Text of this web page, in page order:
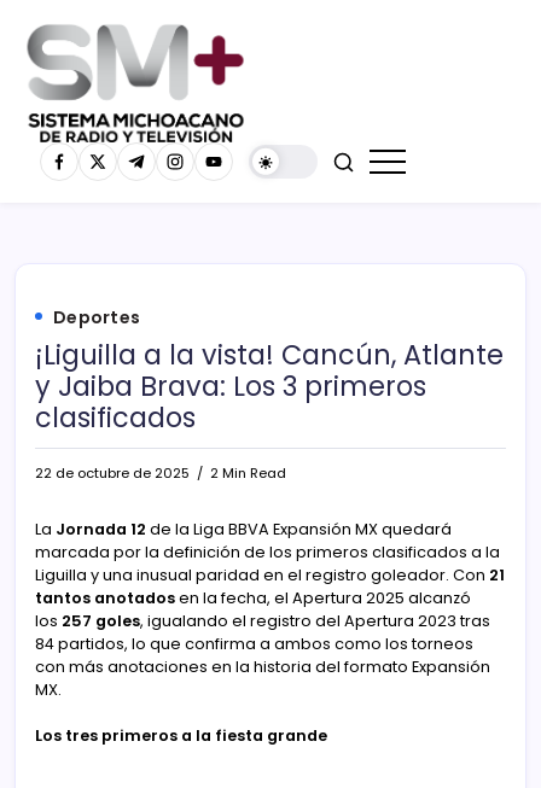
Deportes
¡Liguilla a la vista! Cancún, Atlante
y Jaiba Brava: Los 3 primeros
clasificados
22 de octubre de 2025 2 Min Read
La Jornada 12 de la Liga BBVA Expansión MX quedará
marcada por la definición de los primeros clasificados a la
Liguilla y una inusual paridad en el registro goleador. Con 21
tantos anotadosen la fecha, el Apertura 2025 alcanzó
los 257 goles, igualando el registro del Apertura 2023 tras
84 partidos, lo que confirma a ambos como los torneos
con más anotaciones en la historia del formato Expansión
MX.
Los tres primeros a la fiesta grande